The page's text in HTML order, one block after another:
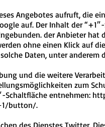
Angebotes aufruft, die
auf. Der Inhalt der
der Anbieter hat
ohne einen Klick auf
Daten, unter anderem
und die weitere
zum
Schaltfläche
button/.
des Dienstes Twitter.